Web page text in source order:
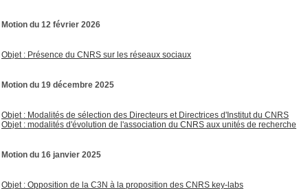
Motion du 12 février 2026
Objet : Présence du CNRS sur les réseaux sociaux
Motion du 19 décembre 2025
Objet : Modalités de sélection des Directeurs et Directrices d'Institut du CNRS
Objet : modalités d'évolution de l'association du CNRS aux unités de recherche
Motion du 16 janvier 2025
Objet : Opposition de la C3N à la proposition des CNRS key-labs